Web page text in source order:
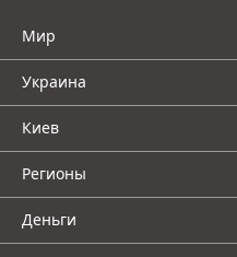
Мир
Украина
Киев
Регионы
Деньги